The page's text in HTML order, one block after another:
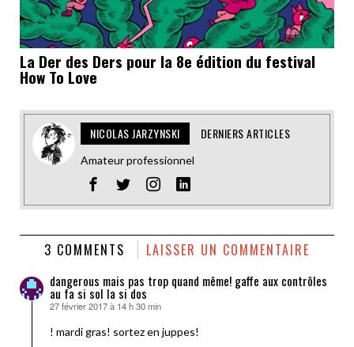
La Der des Ders pour la 8e édition du festival
How To Love
NICOLAS JARZYNSKI DERNIERS ARTICLES
Amateur professionnel
3 COMMENTS LAISSER UN COMMENTAIRE
dangerous mais pas trop quand même! gaffe aux contrôles
au fa si sol la si dos
dit :
27 février 2017 à 14 h 30 min
! mardi gras! sortez en juppes!